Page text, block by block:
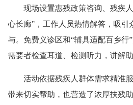
现场设置惠残政策咨询、残疾人
心长廊”，工作人员热情解答，吸引
与。免费义诊区和“辅具适配百乡行
需要者检查耳道、检测听力，讲解
活动依据残疾人群体需求精准服
带来切实帮助，也营造了浓厚扶残助